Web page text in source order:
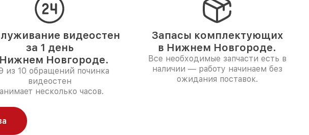
видеостен
за 1 день
Новгороде.
из 10 обращений починка
видеостен
несколько часов.
Запасы комплектующих
в Нижнем Новгороде.
Все необходимые запчасти есть в
наличии — работу начинаем без
ожидания поставок.